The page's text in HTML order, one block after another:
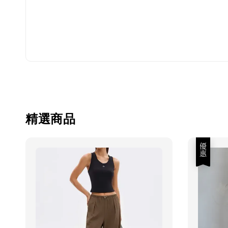
精選商品
優惠